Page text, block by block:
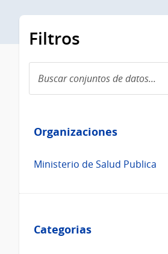
Filtros
conjuntos
de
Organizaciones
Organizaciones
Ministerio de Salud Publica
Categorias
Categorias